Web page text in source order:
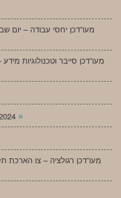
מעו”דכן יחסי עבודה – יום
מעו”דכן סייבר וטכנולוגיות
»